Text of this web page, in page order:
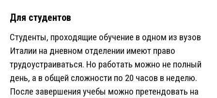
Для студентов
Студенты, проходящие обучение в одном из вузов
Италии на дневном отделении имеют право
трудоустраиваться. Но работать можно не полный
день, а в общей сложности по 20 часов в неделю.
После завершения учебы можно претендовать на